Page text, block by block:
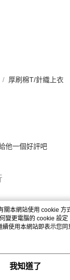
厚刷棉T/針織上衣
他一個好評吧
關本網站使用 cookie 方
變更電腦的 cookie 設定
續使用本網站即表示您
。
我知道了